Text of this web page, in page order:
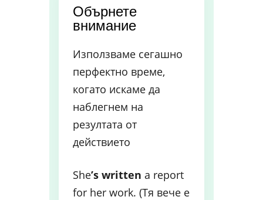
Обърнете
внимание
Използваме сегашно
перфектно време,
когато искаме да
наблегнем на
резултата от
действието
She’s written a report
for her work. (Тя вече е